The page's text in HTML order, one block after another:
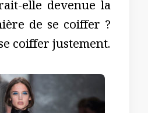
elle devenue la
de se coiffer ?
coiffer justement.